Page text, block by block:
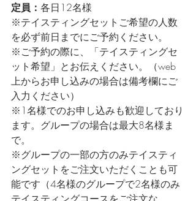
定員： 各日12名様
※テイスティングセットご希望の人数
を必ず前日までにご予約ください。
※ご予約の際に、「テイスティングセ
ット希望」とお伝えください。（web
上からお申し込みの場合は備考欄にご
入力ください）
※1名様でのお申し込みも歓迎しており
ます。グループの場合は最大8名様ま
で。
※グループの一部の方のみテイスティ
ングセットをご注文いただくことも可
能です（4名様のグループで2名様のみ